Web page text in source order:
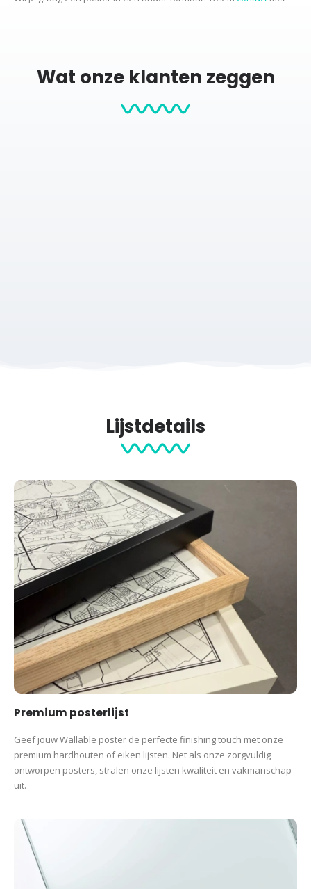
Wat onze klanten zeggen
Lijstdetails
Premium posterlijst
Geef jouw Wallable poster de perfecte finishing touch met onze
premium hardhouten of eiken lijsten. Net als onze zorgvuldig
ontworpen posters, stralen onze lijsten kwaliteit en vakmanschap
uit.